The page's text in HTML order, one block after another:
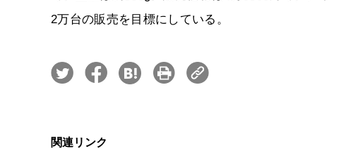
2万台の販売を目標にしている。
関連リンク